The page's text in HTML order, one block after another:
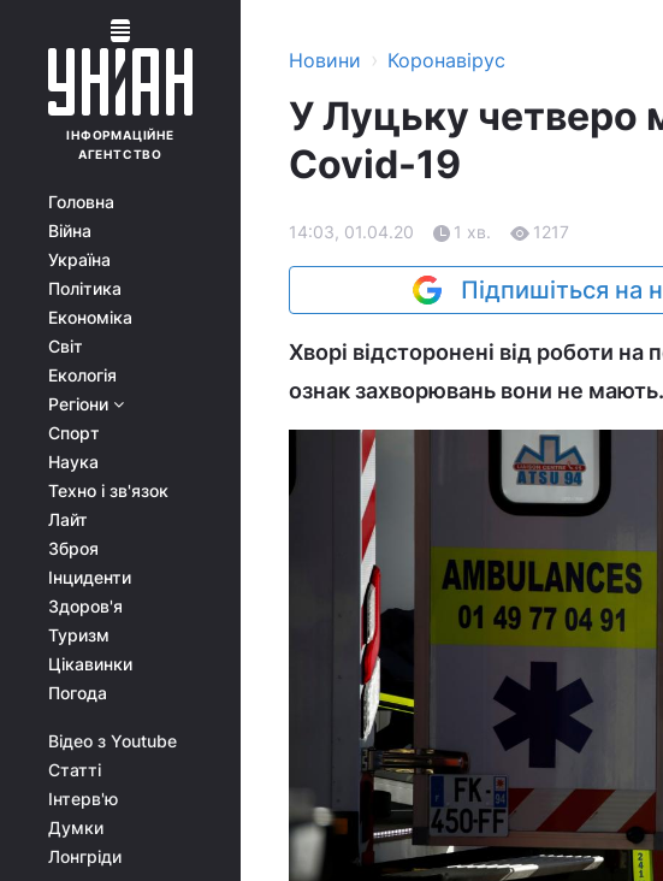
ІНФОРМАЦІЙНЕ
АГЕНТСТВО
Головна
Війна
Україна
Політика
Економіка
Світ
Екологія
Регіони
Спорт
Наука
Техно і зв'язок
Лайт
Зброя
Інциденти
Здоров'я
Туризм
Цікавинки
Погода
Відео з Youtube
Статті
Інтерв'ю
Думки
Лонгріди
Новини › Коронавірус
У Луцьку четверо
Covid-19
14:03, 01.04.20 1 хв. 1217
Підпишіться на
Хворі відсторонені від роботи на
ознак захворювань вони не мають.